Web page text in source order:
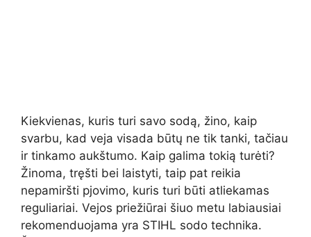
Kiekvienas, kuris turi savo sodą, žino, kaip
svarbu, kad veja visada būtų ne tik tanki, tačiau
ir tinkamo aukštumo. Kaip galima tokią turėti?
Žinoma, tręšti bei laistyti, taip pat reikia
nepamiršti pjovimo, kuris turi būti atliekamas
reguliariai. Vejos priežiūrai šiuo metu labiausiai
rekomenduojama yra STIHL sodo technika.